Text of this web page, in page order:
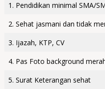
1. Pendidikan minimal SMA/
2. Sehat jasmani dan tidak
3. Ijazah, KTP, CV
4. Pas Foto background
5. Surat Keterangan sehat